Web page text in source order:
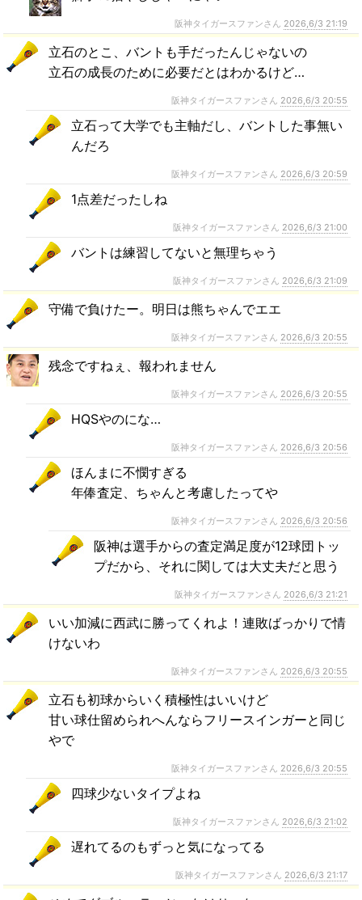
阪神タイガースファンさん 2026,6/3 21:19
立石のとこ、バントも手だったんじゃないの
立石の成長のために必要だとはわかるけど…
阪神タイガースファンさん 2026,6/3 20:55
立石って大学でも主軸だし、バントした事無い
んだろ
阪神タイガースファンさん 2026,6/3 20:59
1点差だったしね
阪神タイガースファンさん 2026,6/3 21:00
バントは練習してないと無理ちゃう
阪神タイガースファンさん 2026,6/3 21:09
守備で負けたー。明日は熊ちゃんでエエ
阪神タイガースファンさん 2026,6/3 20:55
残念ですねぇ、報われません
阪神タイガースファンさん 2026,6/3 20:55
HQSやのにな…
阪神タイガースファンさん 2026,6/3 20:56
ほんまに不憫すぎる
年俸査定、ちゃんと考慮したってや
阪神タイガースファンさん 2026,6/3 20:56
阪神は選手からの査定満足度が12球団トッ
プだから、それに関しては大丈夫だと思う
阪神タイガースファンさん 2026,6/3 21:21
いい加減に西武に勝ってくれよ！連敗ばっかりで情
けないわ
阪神タイガースファンさん 2026,6/3 20:55
立石も初球からいく積極性はいいけど
甘い球仕留められへんならフリースインガーと同じ
やで
阪神タイガースファンさん 2026,6/3 20:55
四球少ないタイプよね
阪神タイガースファンさん 2026,6/3 21:02
遅れてるのもずっと気になってる
阪神タイガースファンさん 2026,6/3 21:17